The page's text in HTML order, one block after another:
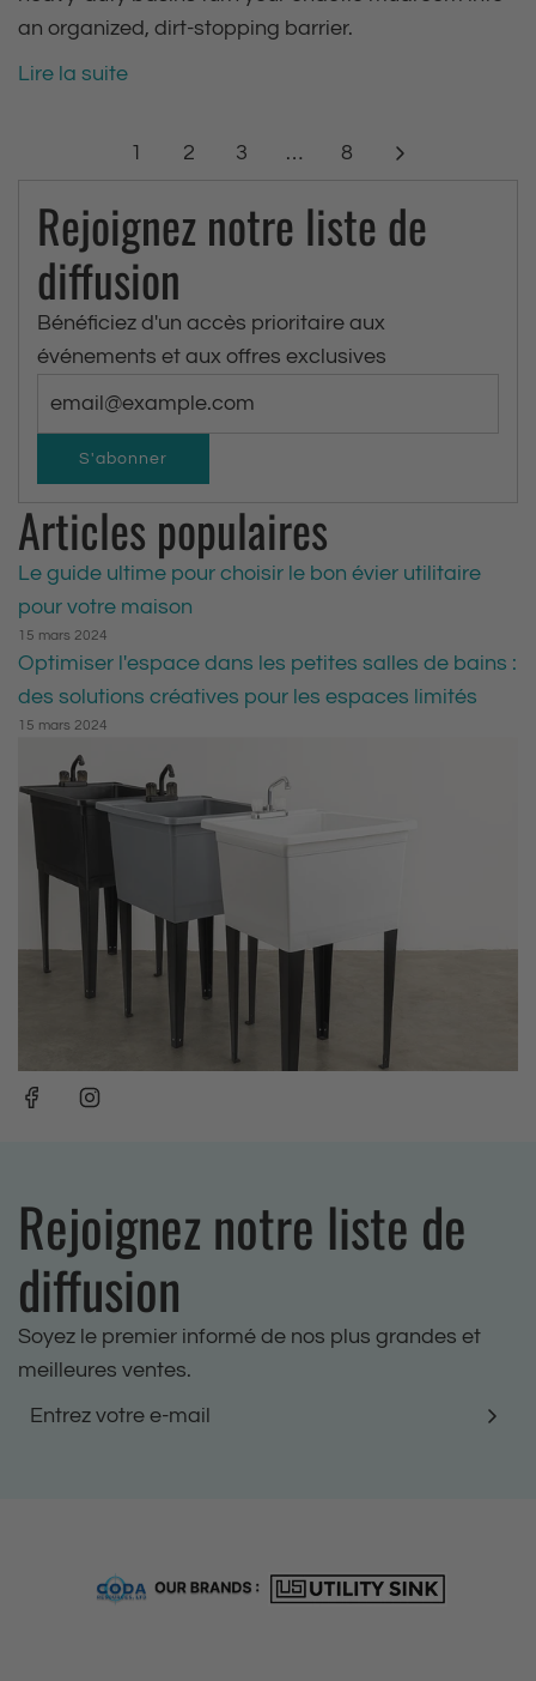
an organized, dirt-stopping barrier.
Lire la suite
1 2 3 … 8
Rejoignez notre liste de
diffusion
Bénéficiez d'un accès prioritaire aux
événements et aux offres exclusives
S'abonner
Articles populaires
Le guide ultime pour choisir le bon évier utilitaire
pour votre maison
15 mars 2024
Optimiser l'espace dans les petites salles de bains :
des solutions créatives pour les espaces limités
15 mars 2024
Rejoignez notre liste de
diffusion
Soyez le premier informé de nos plus grandes et
meilleures ventes.